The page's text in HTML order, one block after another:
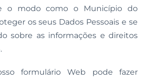
o modo como o Município do
os seus Dados Pessoais e se
sobre as informações e direitos
formulário Web pode fazer